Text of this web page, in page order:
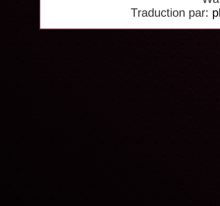
Traduction par: